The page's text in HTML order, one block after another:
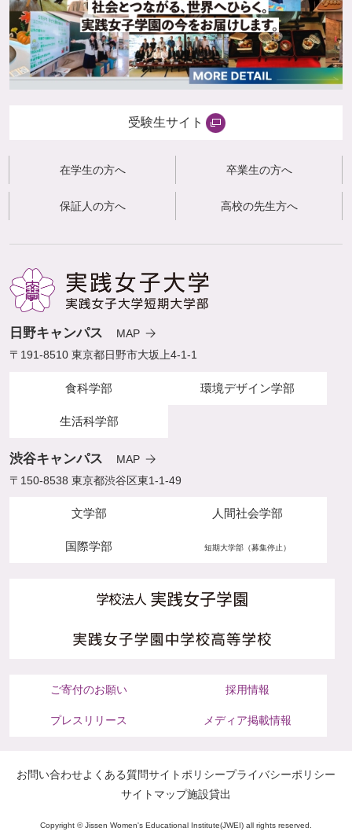
受験生サイト
在学生の方へ 卒業生の方へ
保証人の方へ 高校の先生方へ
日野キャンパス
MAP
〒191-8510 東京都日野市大坂上4-1-1
食科学部 環境デザイン学部
生活科学部
渋谷キャンパス
MAP
〒150-8538 東京都渋谷区東1-1-49
文学部 人間社会学部
国際学部 短期大学部（募集停止）
ご寄付のお願い 採用情報
プレスリリース メディア掲載情報
お問い合わせよくある質問サイトポリシープライバシーポリシー
サイトマップ施設貸出
Copyright © Jissen Women's Educational Institute(JWEI) all rights reserved.